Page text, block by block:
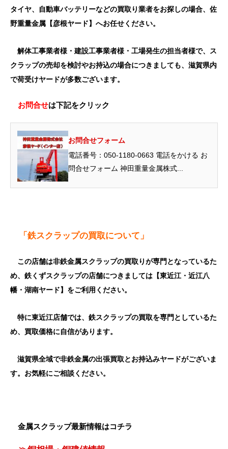
タイヤ、自動車バッテリーなどの買取り業者をお探しの場合、佐
野重量金属【彦根ヤード】へお任せください。
解体工事業者様・建設工事業者様・工場発生の担当者様で、ス
クラップの売却を検討やお持込の場合につきましても、滋賀県内
で荷受けヤードが多数ございます。
お問合せは下記をクリック
お問合せフォーム
電話番号：050-1180-0663 電話をかける お
問合せフォーム 神田重量金属株式...
「鉄スクラップの買取について」
この店舗は非鉄金属スクラップの買取りが専門となっているた
め、鉄くずスクラップの店舗につきましては【東近江・近江八
幡・湖南ヤード】をご利用ください。
特に東近江店舗では、鉄スクラップの買取を専門としているた
め、買取価格に自信があります。
滋賀県全域で非鉄金属の出張買取とお持込みヤードがございま
す。お気軽にご相談ください。
金属スクラップ最新情報はコチラ